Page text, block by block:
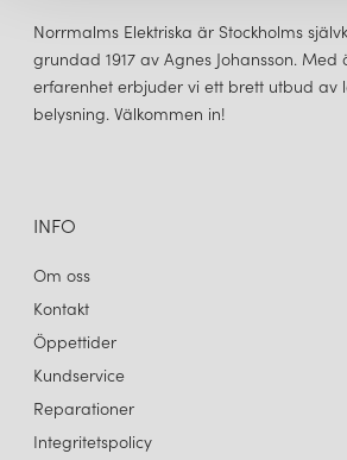
Norrmalms Elektriska är Stockholms
grundad 1917 av Agnes Johansson. Med
erfarenhet erbjuder vi ett brett utbud av
belysning. Välkommen in!
INFO
Om oss
Kontakt
Öppettider
Kundservice
Reparationer
Integritetspolicy